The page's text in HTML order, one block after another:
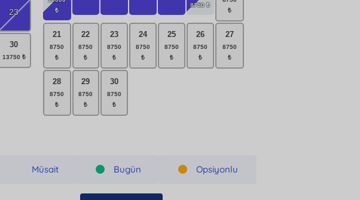
23
30
21 22 23 24 25 26 27
28 29 30
Müsait Bugün Opsiyonlu